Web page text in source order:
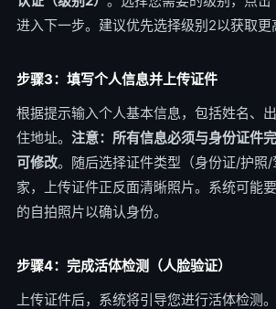
进入下一步。建议优先选择级别2以获取更
步骤3：填写个人信息并上传证件
根据提示输入个人基本信息，包括姓名、
住地址。 注意：所有信息必须与身份证件
可修改。随后选择证件类型（身份证/护照
家，上传证件正反面清晰照片。系统可能
的自拍照片以确认身份。
步骤4：完成活体检测（人脸验证）
上传证件后，系统将引导您进行活体检测